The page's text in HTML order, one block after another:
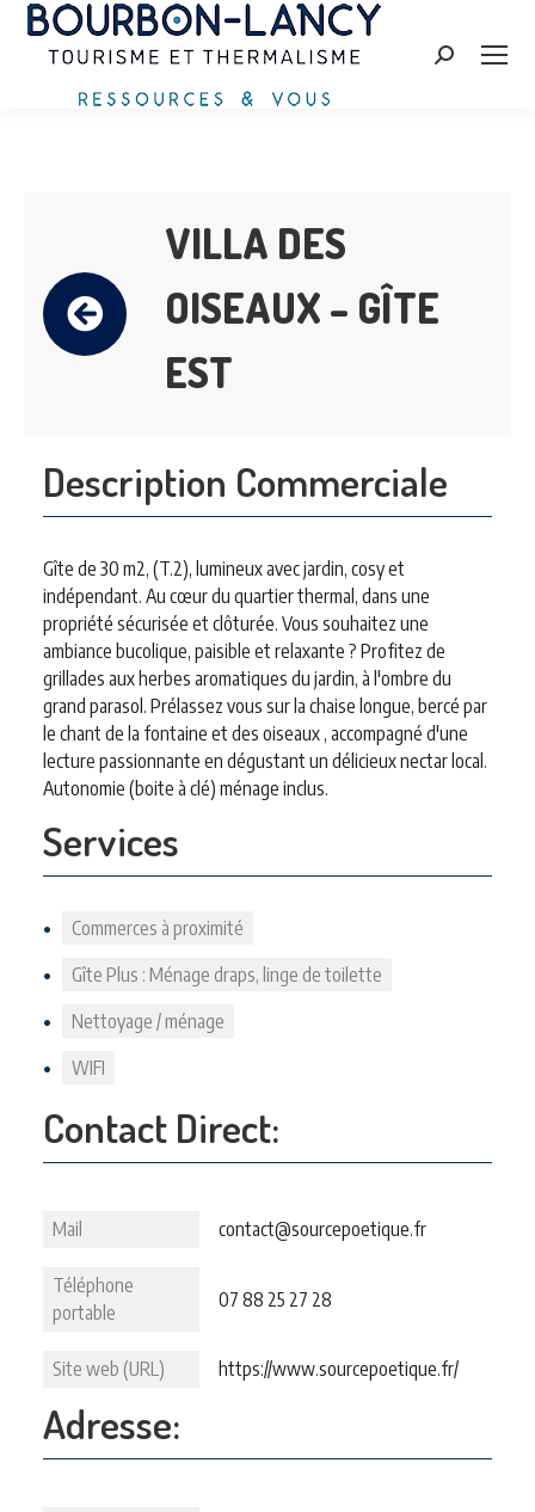
Search:
VILLA DES
OISEAUX – GÎTE
EST
Description Commerciale
Gîte de 30 m2, (T.2), lumineux avec jardin, cosy et
indépendant. Au cœur du quartier thermal, dans une
propriété sécurisée et clôturée. Vous souhaitez une
ambiance bucolique, paisible et relaxante ? Profitez de
grillades aux herbes aromatiques du jardin, à l'ombre du
grand parasol. Prélassez vous sur la chaise longue, bercé par
le chant de la fontaine et des oiseaux , accompagné d'une
lecture passionnante en dégustant un délicieux nectar local.
Autonomie (boite à clé) ménage inclus.
Services
Commerces à proximité
Gîte Plus : Ménage draps, linge de toilette
Nettoyage / ménage
WIFI
Contact Direct:
Mail contact@sourcepoetique.fr
Téléphone
portable
07 88 25 27 28
Site web (URL) https://www.sourcepoetique.fr/
Adresse: